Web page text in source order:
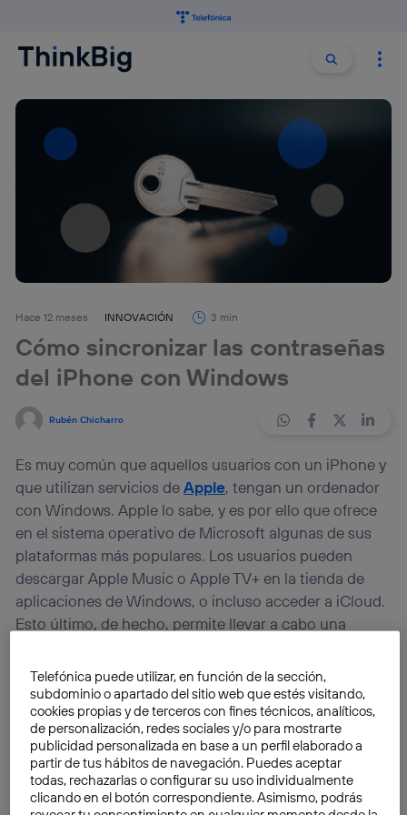
Buscar
Hace 12 meses INNOVACIÓN 3 min
Cómo sincronizar las contraseñas
del iPhone con Windows
Rubén Chicharro
Es muy común que aquellos usuarios con un iPhone y
que utilizan servicios deApple, tengan un ordenador
con Windows. Apple lo sabe, y es por ello que ofrece
en el sistema operativo de Microsoft algunas de sus
plataformas más populares. Los usuarios pueden
descargar Apple Music o Apple TV+ en la tienda de
aplicaciones de Windows, o incluso acceder a iCloud.
Esto último, de hecho, permite llevar a cabo una
muchos: la posibilidad de sincronizar las contraseñas
del iPhone en Windows.
Con esta opción, los usuarios con un PC con
Windows podrán obtener aquellas claves de acceso o
contraseñas guardadas en el iPhone, ya sean de
servicios de Apple o de terceros, como la cuenta de
Telefónica puede utilizar, en función de la sección,
subdominio o apartado del sitio web que estés visitando,
cookies propias y de terceros con fines técnicos, analíticos,
de personalización, redes sociales y/o para mostrarte
publicidad personalizada en base a un perfil elaborado a
partir de tus hábitos de navegación. Puedes aceptar
todas, rechazarlas o configurar su uso individualmente
clicando en el botón correspondiente. Asimismo, podrás